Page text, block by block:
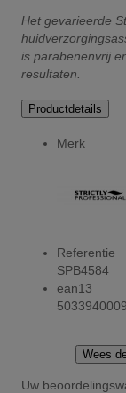
Het gevarieerde
is parabenenvrij
resultaten.
Productdetails
Merk
Referentie
SPB4584
ean13
Wees
Uw